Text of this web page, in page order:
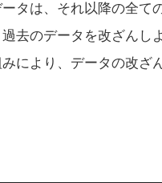
タは、それ以降の全て
去のデータを改ざんし
により、データの改ざ